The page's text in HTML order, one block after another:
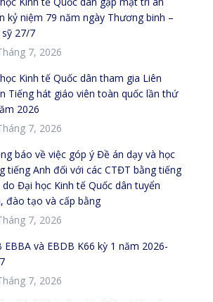
kỷ niệm 79 năm ngày Thương binh –
27/7
7, 2026
Kinh tế Quốc dân tham gia Liên
Tiếng hát giáo viên toàn quốc lần thứ
2026
7, 2026
báo về việc góp ý Đề án dạy và học
tiếng Anh đối với các CTĐT bằng tiếng
do Đại học Kinh tế Quốc dân tuyển
đào tạo và cấp bằng
7, 2026
EBBA và EBDB K66 kỳ 1 năm 2026-
7, 2026